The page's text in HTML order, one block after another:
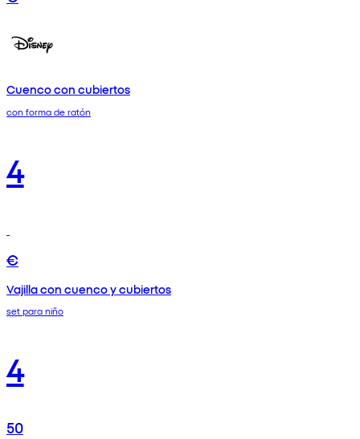
Cuenco con cubiertos
con forma de ratón
4
€
Vajilla con cuenco y cubiertos
set para niño
4
50